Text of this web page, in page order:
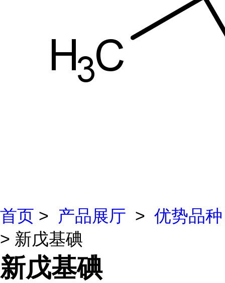
首页 > 产品展厅 > 优势品种
> 新戊基碘
新戊基碘